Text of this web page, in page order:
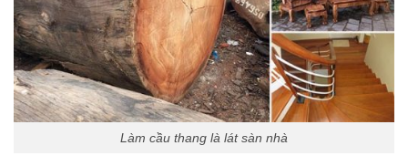
Làm cầu thang là lát sàn nhà